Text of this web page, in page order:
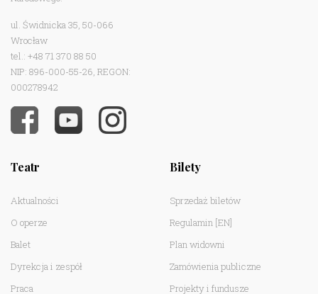
ul. Świdnicka 35, 50-066
Wrocław
tel.: +48 71 370 88 50
NIP: 896-000-55-26, REGON:
000278942
Teatr
Aktualności
O operze
Balet
Dyrekcja i zespół
Praca
Bilety
Sprzedaż biletów
Regulamin [EN]
Plan widowni
Zamówienia publiczne
Projekty i fundusze